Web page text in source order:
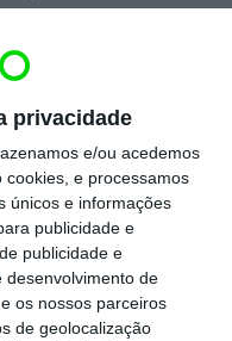
privacidade
e/ou acedemos
e processamos
únicos e informações
publicidade e
publicidade e
desenvolvimento de
os nossos parceiros
de geolocalização